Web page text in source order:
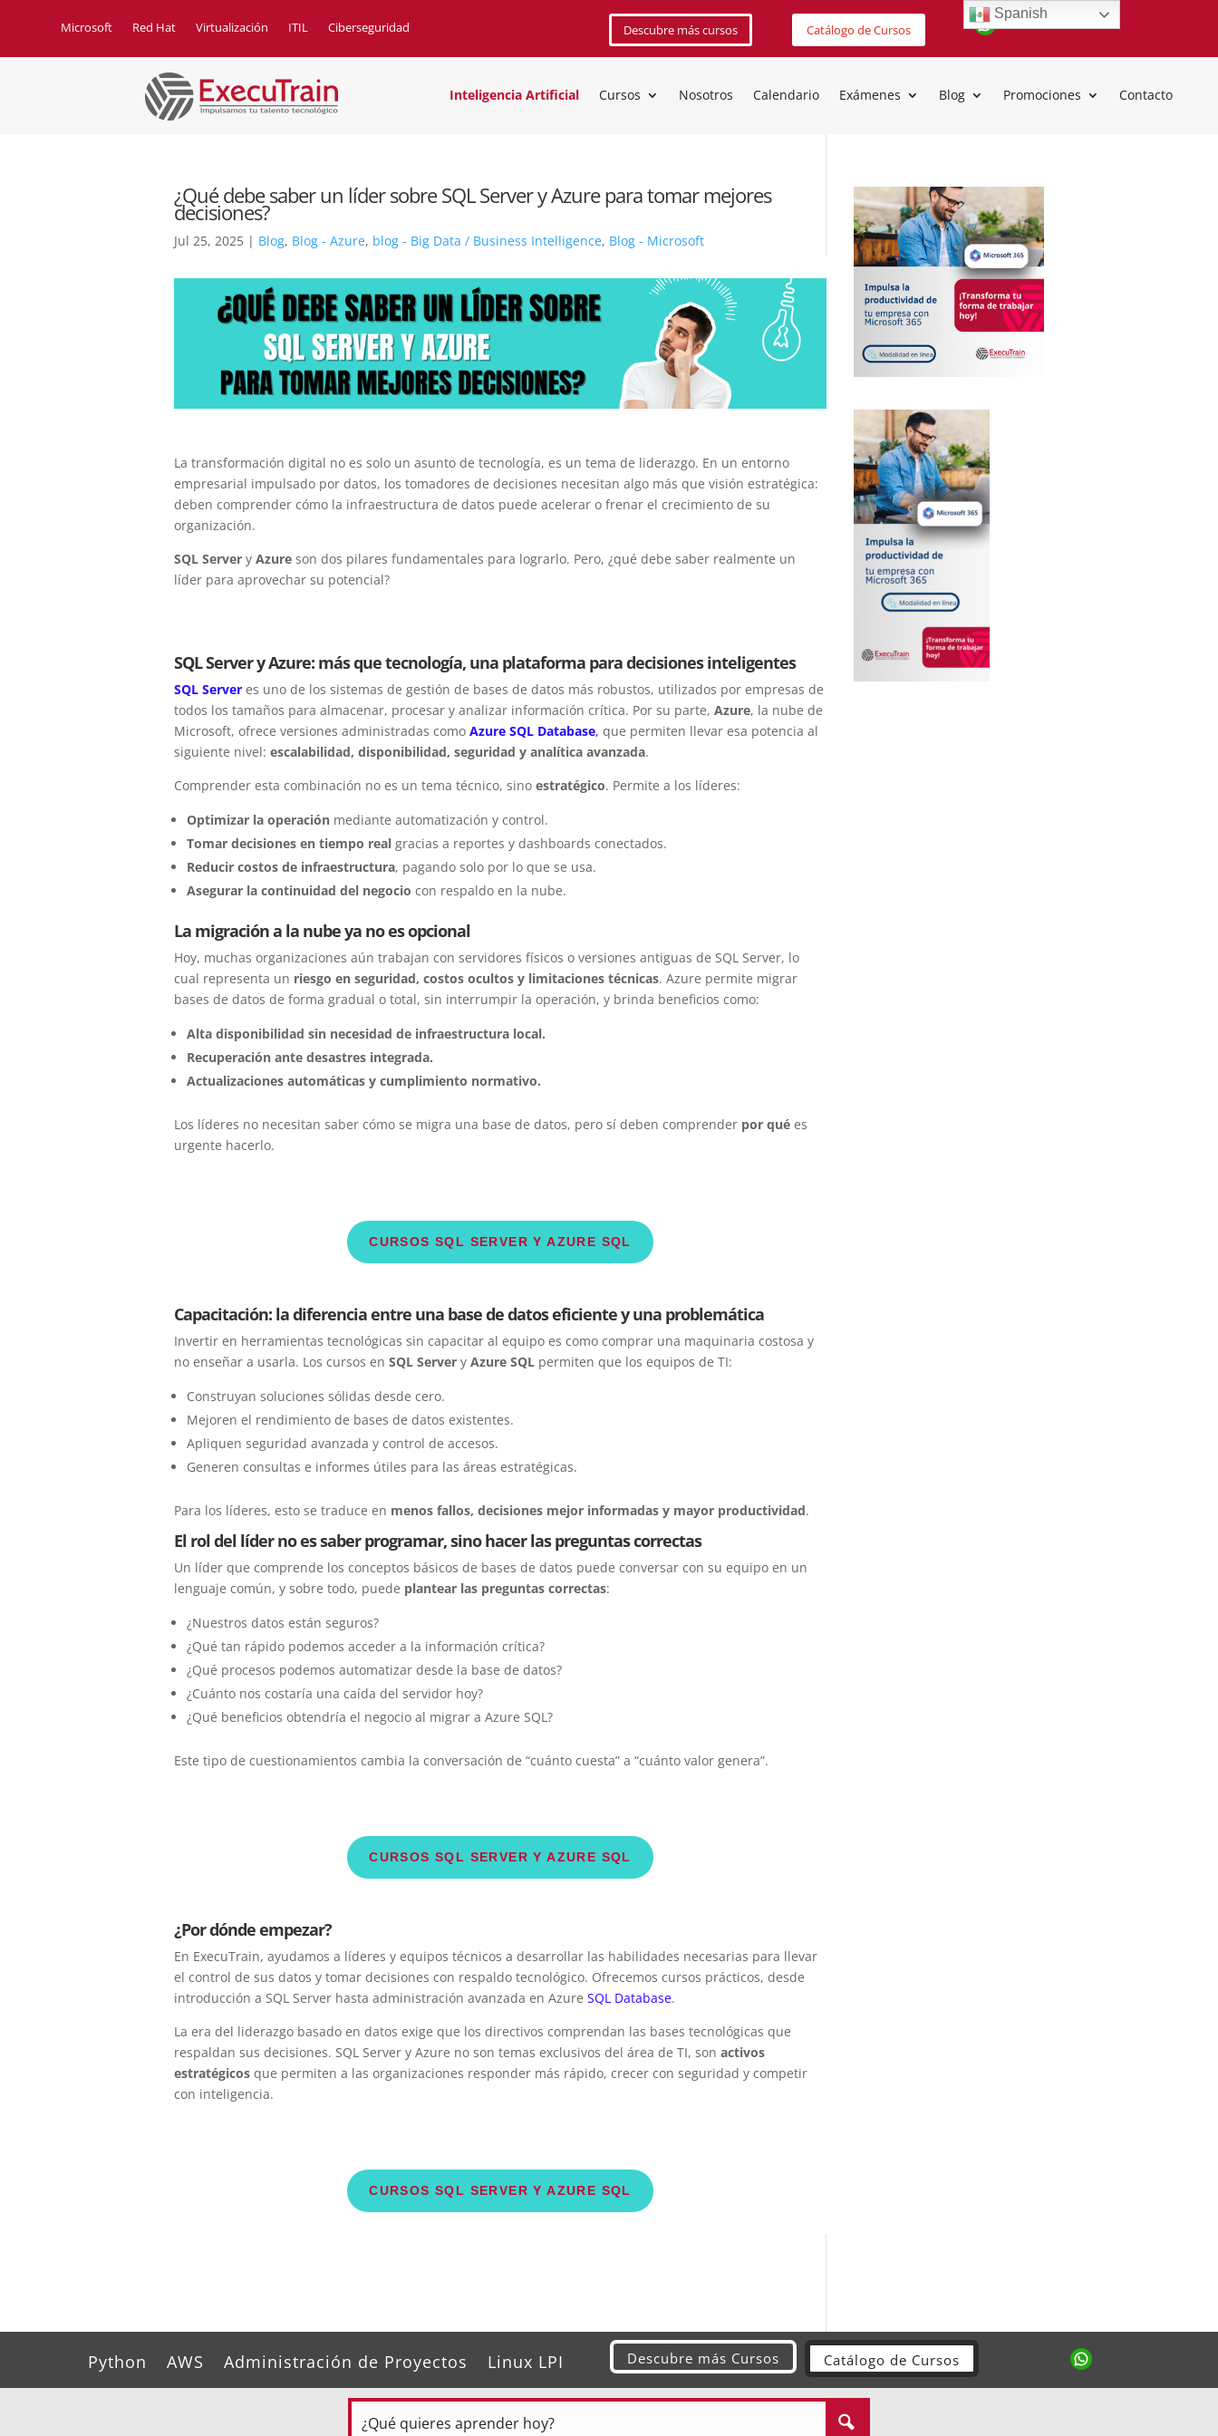
Microsoft Red Hat Virtualización ITIL Ciberseguridad Descubre más cursos Catálogo de Cursos
Inteligencia Artificial Cursos Nosotros Calendario Exámenes Blog Promociones Contacto
¿Qué debe saber un líder sobre SQL Server y Azure para tomar mejores
decisiones?
Jul 25, 2025 | Blog, Blog - Azure, blog - Big Data / Business Intelligence, Blog - Microsoft
La transformación digital no es solo un asunto de tecnología, es un tema de liderazgo. En un entorno
empresarial impulsado por datos, los tomadores de decisiones necesitan algo más que visión estratégica:
deben comprender cómo la infraestructura de datos puede acelerar o frenar el crecimiento de su
organización.
SQL Server y Azure son dos pilares fundamentales para lograrlo. Pero, ¿qué debe saber realmente un
líder para aprovechar su potencial?
SQL Server y Azure: más que tecnología, una plataforma para decisiones inteligentes
SQL Server es uno de los sistemas de gestión de bases de datos más robustos, utilizados por empresas de
todos los tamaños para almacenar, procesar y analizar información crítica. Por su parte, Azure, la nube de
Microsoft, ofrece versiones administradas como Azure SQL Database, que permiten llevar esa potencia al
siguiente nivel: escalabilidad, disponibilidad, seguridad y analítica avanzada.
Comprender esta combinación no es un tema técnico, sino estratégico. Permite a los líderes:
Optimizar la operación mediante automatización y control.
Tomar decisiones en tiempo real gracias a reportes y dashboards conectados.
Reducir costos de infraestructura, pagando solo por lo que se usa.
Asegurar la continuidad del negocio con respaldo en la nube.
La migración a la nube ya no es opcional
Hoy, muchas organizaciones aún trabajan con servidores físicos o versiones antiguas de SQL Server, lo
cual representa un riesgo en seguridad, costos ocultos y limitaciones técnicas. Azure permite migrar
bases de datos de forma gradual o total, sin interrumpir la operación, y brinda beneficios como:
Alta disponibilidad sin necesidad de infraestructura local.
Recuperación ante desastres integrada.
Actualizaciones automáticas y cumplimiento normativo.
Los líderes no necesitan saber cómo se migra una base de datos, pero sí deben comprender por qué es
urgente hacerlo.
CURSOS SQL SERVER Y AZURE SQL
Capacitación: la diferencia entre una base de datos eficiente y una problemática
Invertir en herramientas tecnológicas sin capacitar al equipo es como comprar una maquinaria costosa y
no enseñar a usarla. Los cursos en SQL Server y Azure SQL permiten que los equipos de TI:
Construyan soluciones sólidas desde cero.
Mejoren el rendimiento de bases de datos existentes.
Apliquen seguridad avanzada y control de accesos.
Generen consultas e informes útiles para las áreas estratégicas.
Para los líderes, esto se traduce en menos fallos, decisiones mejor informadas y mayor productividad.
El rol del líder no es saber programar, sino hacer las preguntas correctas
Un líder que comprende los conceptos básicos de bases de datos puede conversar con su equipo en un
lenguaje común, y sobre todo, puede plantear las preguntas correctas:
¿Nuestros datos están seguros?
¿Qué tan rápido podemos acceder a la información crítica?
¿Qué procesos podemos automatizar desde la base de datos?
¿Cuánto nos costaría una caída del servidor hoy?
¿Qué beneficios obtendría el negocio al migrar a Azure SQL?
Este tipo de cuestionamientos cambia la conversación de “cuánto cuesta” a “cuánto valor genera”.
CURSOS SQL SERVER Y AZURE SQL
¿Por dónde empezar?
En ExecuTrain, ayudamos a líderes y equipos técnicos a desarrollar las habilidades necesarias para llevar
el control de sus datos y tomar decisiones con respaldo tecnológico. Ofrecemos cursos prácticos, desde
introducción a SQL Server hasta administración avanzada en Azure SQL Database.
La era del liderazgo basado en datos exige que los directivos comprendan las bases tecnológicas que
respaldan sus decisiones. SQL Server y Azure no son temas exclusivos del área de TI, son activos
estratégicos que permiten a las organizaciones responder más rápido, crecer con seguridad y competir
con inteligencia.
CURSOS SQL SERVER Y AZURE SQL
Python AWS Administración de Proyectos Linux LPI Descubre más Cursos Catálogo de Cursos
Spanish